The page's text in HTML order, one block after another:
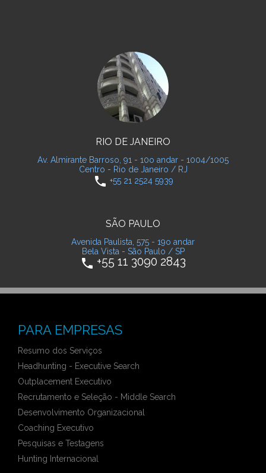
RIO DE JANEIRO
Av. Almirante Barroso, 91 - 10o andar - 1004/1005
Centro - Rio de Janeiro / RJ
phone +55 21 2524 5939
SÃO PAULO
Avenida Paulista, 575 - 19o andar
Bela Vista - São Paulo / SP
phone +55 11 3090 2843
PARA EMPRESAS
Resumo dos Serviços
Headhunting - Executive Search
Outplacement Executivo
Recrutamento e Seleção - Middle Search
Desenvolvimento Organizacional
Coaching Executivo
Pesquisas e Testagens
Hunting Internacional